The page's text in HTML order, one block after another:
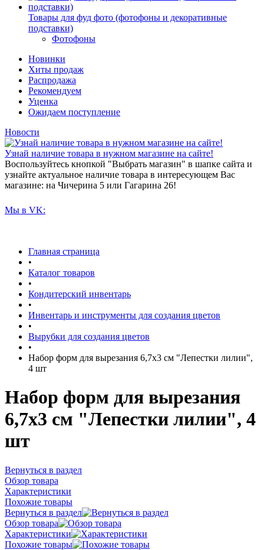
Товары для фуд фото (фотофоны и декоративные
подставки)
Фотофоны
Новинки
Хиты продаж
Распродажа
Рекомендуем
Уценка
Ожидаем поступление
Новости
Узнай наличие товара в нужном магазине на сайте!
Воспользуйтесь кнопкой "Выбрать магазин" в шапке сайта и
узнайте актуальное наличие товара в интересующем Вас
магазине: на Чичерина 5 или Гагарина 26!
Мы в VK:
Главная страница
•
Каталог товаров
•
Кондитерский инвентарь
•
Инвентарь и инструменты для создания цветов
•
Вырубки для создания цветов
•
Набор форм для вырезания 6,7x3 см "Лепестки лилии",
4 шт
Набор форм для вырезания
6,7x3 см "Лепестки лилии", 4
шт
Вернуться в раздел
Обзор товара
Характеристики
Похожие товары
Вернуться в раздел
Обзор товара
Характеристики
Похожие товары